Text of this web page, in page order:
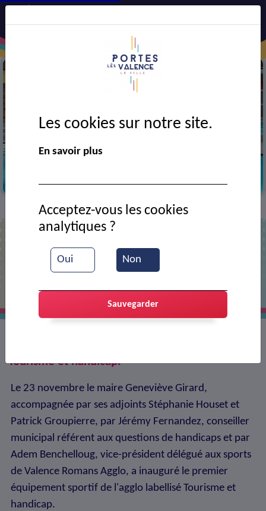
> Actualités > La piscine labellisée
La piscine labellisée
Tourisme et handicap.
Le 23 novembre le maire Geneviève Girard,
accompagnée par ses adjoints Stéphanie Houset et
Patrick Groupierre, par Jérémy Fernandez, conseiller
municipal référent aux questions de handicaps et par
Adem Benchelloug, vice-président délégué aux sports
de Valence Romans Agglo, a inauguré le premier
équipement sportif de l'agglo labellisé Tourisme et
handicap.
Les cookies sur notre site.
En savoir plus
Oui Non
Acceptez-vous les cookies
analytiques ?
Sauvegarder